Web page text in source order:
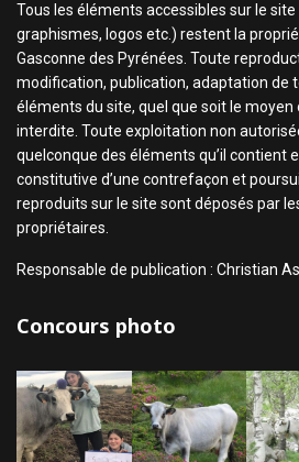
Tous les éléments accessibles sur le
graphismes, logos etc.) restent la
Gasconne des Pyrénées. Toute
modification, publication, adaptation de
éléments du site, quel que soit le moyen
interdite. Toute exploitation non
quelconque des éléments qu’il contient
constitutive d’une contrefaçon et
reproduits sur le site sont déposés par
propriétaires.
Responsable de publication : Christian
Concours photo